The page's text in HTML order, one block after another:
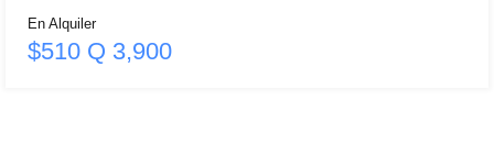
En Alquiler
$510 Q 3,900